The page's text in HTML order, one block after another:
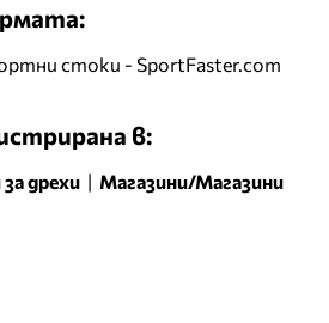
стоки - SportFaster.com
в:
дрехи | Магазини/Магазини